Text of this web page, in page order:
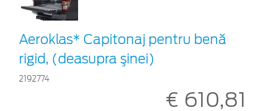
Aeroklas* Capitonaj pentru benă
rigid, (deasupra şinei)
2192774
€ 610,81